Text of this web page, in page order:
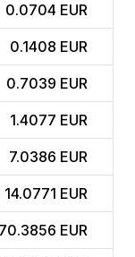
0.0704 EUR
0.1408 EUR
0.7039 EUR
1.4077 EUR
7.0386 EUR
14.0771 EUR
70.3856 EUR